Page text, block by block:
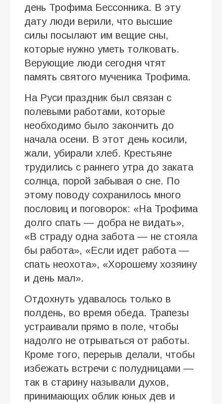
день Трофима Бессонника. В эту
дату люди верили, что высшие
силы посылают им вещие сны,
которые нужно уметь толковать.
Верующие люди сегодня чтят
память святого мученика Трофима.
На Руси праздник был связан с
полевыми работами, которые
необходимо было закончить до
начала осени. В этот день косили,
жали, убирали хлеб. Крестьяне
трудились с раннего утра до заката
солнца, порой забывая о сне. По
этому поводу сохранилось много
пословиц и поговорок: «На Трофима
долго спать — добра не видать»,
«В страду одна забота — не стояла
бы работа», «Если идет работа —
спать неохота», «Хорошему хозяину
и день мал».
Отдохнуть удавалось только в
полдень, во время обеда. Трапезы
устраивали прямо в поле, чтобы
надолго не отрываться от работы.
Кроме того, перерыв делали, чтобы
избежать встречи с полудницами —
так в старину называли духов,
принимающих облик юных дев и